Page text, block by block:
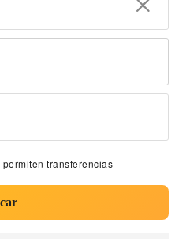
permiten transferencias